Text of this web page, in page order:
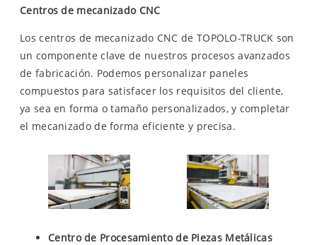
Centros de mecanizado CNC
Los centros de mecanizado CNC de TOPOLO-TRUCK son
un componente clave de nuestros procesos avanzados
de fabricación. Podemos personalizar paneles
compuestos para satisfacer los requisitos del cliente,
ya sea en forma o tamaño personalizados, y completar
el mecanizado de forma eficiente y precisa.
Centro de Procesamiento de Piezas Metálicas